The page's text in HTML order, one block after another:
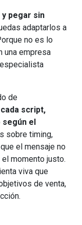
pegar sin
adaptarlos a
no es lo
una empresa
especialista
de
script,
según el
sobre timing,
el mensaje no
momento justo.
viva que
de venta,